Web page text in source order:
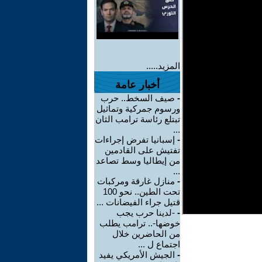
المزيد.....
أخبار عامة
- صيف السخط.. حرب
ورسوم جمركية وتماثيل
تبتلع رئاسة ترامب الثان
...
- إسبانيا تفرض إجراءات
تفتيش على القادمين
من إيطاليا وسط تصاعد
...
- منازل غارقة ومركبات
تحت الطين.. نحو 100
قتيل جراء الفيضانات ...
- -لدينا حرب يجب
خوضها-.. ترامب يطلب
من الحاضرين خلال
اجتماع ل ...
- الجيش الأمريكي يفيد